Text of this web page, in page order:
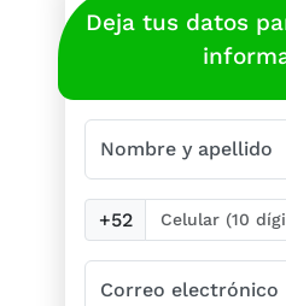
Deja tus datos
Nombre y apellido
+52
Correo electrónico